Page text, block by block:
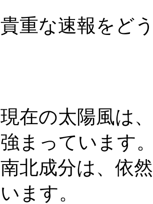
貴重な速報をど
現在の太陽風は
強まっています
南北成分は、依
います。